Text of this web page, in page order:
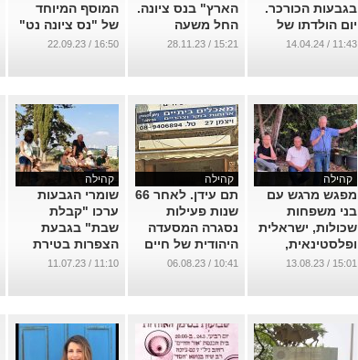
בגבעות הכורכר.
יום הולדתו של
עמית מגנזי ז"ל
הנובה. ראו בוידאו
11:43 / 14.04.24
הארץ" בנס ציונה.
החל משעה
13:30. הציבור
...
15:21 / 28.11.23
המוסף המיוחד
של "נס ציונה נט"
...
16:50 / 22.09.23
קהילה
מפגש מרגש עם
בני משפחות
שכולות, ישראלית
ופלסטינאית,
נערך לאחרונה
...
15:01 / 13.08.23
קהילה
תם עידן. לאחר 66
שנות פעילות
נסגרה המסעדה
היהודית של חיים
פייגנבלט - הידועה
ראו גם וידאו
10:41 / 06.08.23
קהילה
שומרי הגבעות
ערכו "קבלת
שבת" בגבעת
הצפרות בטירת
שלום.
11:10 / 11.07.23